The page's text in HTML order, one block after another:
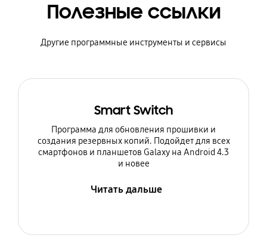
Полезные ссылки
Другие программные инструменты и сервисы
Smart Switch
Программа для обновления прошивки и
создания резервных копий. Подойдет для всех
смартфонов и планшетов Galaxy на Android 4.3
и новее
Читать дальше